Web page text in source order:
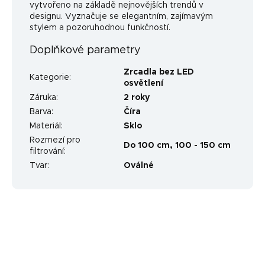
vytvořeno na základě nejnovějších trendů v
designu. Vyznačuje se elegantním, zajímavým
stylem a pozoruhodnou funkčností.
Doplňkové parametry
Kategorie:
Zrcadla bez LED
osvětlení
Záruka:
2 roky
Barva:
Číra
Materiál :
Sklo
Rozmezí pro
filtrování:
Do 100 cm, 100 - 150 cm
Tvar: Oválné